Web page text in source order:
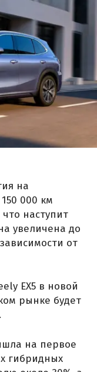
на
000 км
наступит
увеличена до
от
EX5 в новой
рынке будет
на первое
гибридных